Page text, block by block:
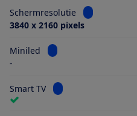
Schermresolutie
Bekijk
3840 x 2160 pixels
Miniled
Bekijk informatie voor
-
Smart TV Bekijk informatie